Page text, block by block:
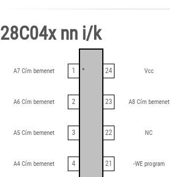
28C04x nn i/k
•
A7 Cím bemenet 1 24 Vcc
A6 Cím bemenet 2 23 A8 Cím bemenet
A5 Cím bemenet 3 22 NC
A4 Cím bemenet 4 21 -WE program